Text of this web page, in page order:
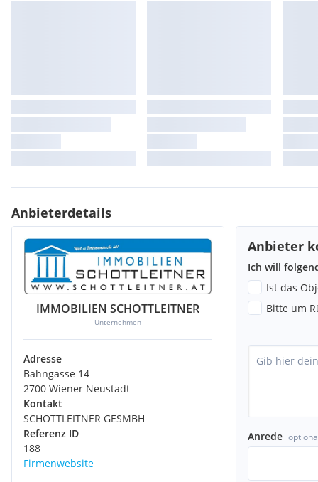
Anbieterdetails
IMMOBILIEN SCHOTTLEITNER
Unternehmen
Adresse
Bahngasse 14
2700 Wiener Neustadt
Kontakt
SCHOTTLEITNER GESMBH
Referenz ID
188
Firmenwebsite
Anbieter
Ich will
Ist das
Bitte um
Anrede